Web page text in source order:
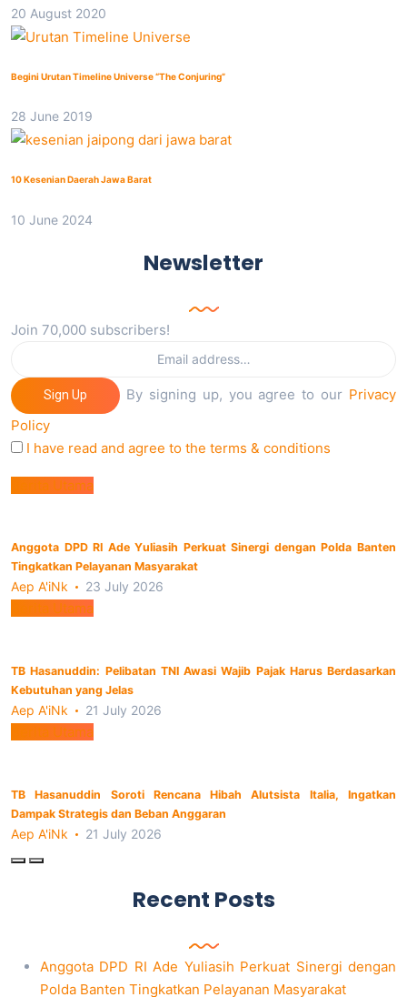
20 August 2020
Begini Urutan Timeline Universe “The Conjuring”
28 June 2019
10 Kesenian Daerah Jawa Barat
10 June 2024
Newsletter
Join 70,000 subscribers!
Sign Up By signing up, you agree to our Privacy
Policy
I have read and agree to the terms & conditions
Berita Utama
Anggota DPD RI Ade Yuliasih Perkuat Sinergi dengan Polda Banten
Tingkatkan Pelayanan Masyarakat
Aep A'iNk 23 July 2026
Berita Utama
TB Hasanuddin: Pelibatan TNI Awasi Wajib Pajak Harus Berdasarkan
Kebutuhan yang Jelas
Aep A'iNk 21 July 2026
Berita Utama
TB Hasanuddin Soroti Rencana Hibah Alutsista Italia, Ingatkan
Dampak Strategis dan Beban Anggaran
Aep A'iNk 21 July 2026
Recent Posts
Anggota DPD RI Ade Yuliasih Perkuat Sinergi dengan
Polda Banten Tingkatkan Pelayanan Masyarakat